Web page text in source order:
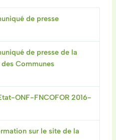
de presse
de presse de la
Communes
ONF-FNCOFOR 2016-
sur le site de la